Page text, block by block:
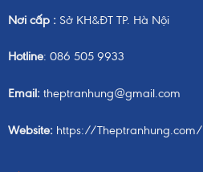
Nơi cấp :Sở KH&ĐT TP. Hà Nội
Hotline: 086 505 9933
Email:theptranhung@gmail.com
Website:https://Theptranhung.com/